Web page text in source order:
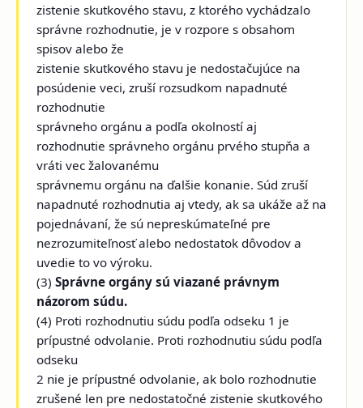
zistenie skutkového stavu, z ktorého vychádzalo
správne rozhodnutie, je v rozpore s obsahom
spisov alebo že
zistenie skutkového stavu je nedostačujúce na
posúdenie veci, zruší rozsudkom napadnuté
rozhodnutie
správneho orgánu a podľa okolností aj
rozhodnutie správneho orgánu prvého stupňa a
vráti vec žalovanému
správnemu orgánu na ďalšie konanie. Súd zruší
napadnuté rozhodnutia aj vtedy, ak sa ukáže až na
pojednávaní, že sú nepreskúmateľné pre
nezrozumiteľnosť alebo nedostatok dôvodov a
uvedie to vo výroku.
(3)Správne orgány sú viazané právnym
názorom súdu.
(4) Proti rozhodnutiu súdu podľa odseku 1 je
prípustné odvolanie. Proti rozhodnutiu súdu podľa
odseku
2 nie je prípustné odvolanie, ak bolo rozhodnutie
zrušené len pre nedostatočné zistenie skutkového